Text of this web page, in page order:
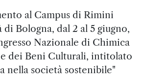
al Campus di Rimini
Bologna, dal 2 al 5 giugno,
Nazionale di Chimica
dei Beni Culturali, intitolato
nella società sostenibile"